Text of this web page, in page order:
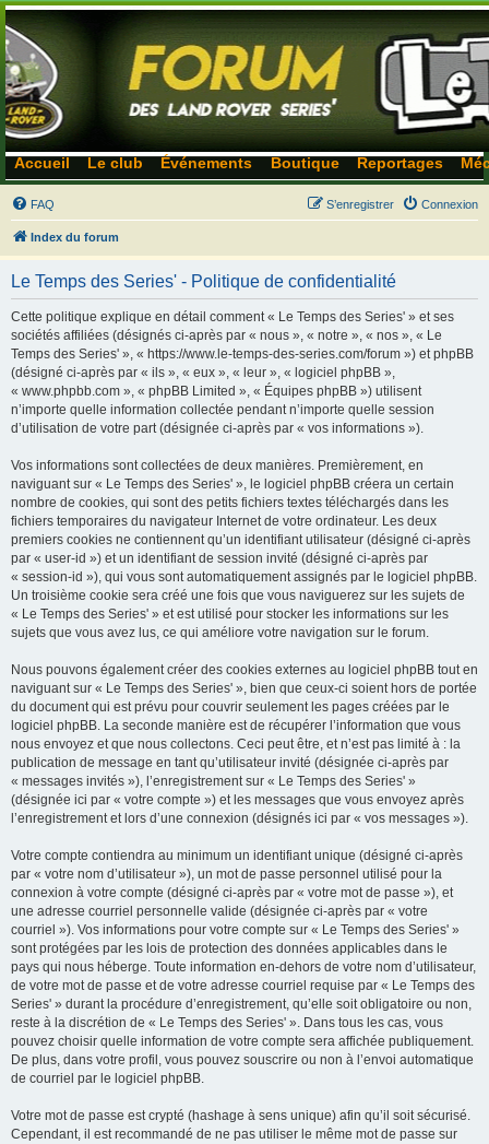
Accueil Le club Événements Boutique Reportages
FAQ Connexion
S’enregistrer
Index du forum
Le Temps des Series' - Politique de confidentialité
Cette politique explique en détail comment « Le Temps des Series' » et ses
sociétés affiliées (désignés ci-après par « nous », « notre », « nos », « Le
Temps des Series' », « https://www.le-temps-des-series.com/forum ») et phpBB
(désigné ci-après par « ils », « eux », « leur », « logiciel phpBB »,
« www.phpbb.com », « phpBB Limited », « Équipes phpBB ») utilisent
n’importe quelle information collectée pendant n’importe quelle session
d’utilisation de votre part (désignée ci-après par « vos informations »).
Vos informations sont collectées de deux manières. Premièrement, en
naviguant sur « Le Temps des Series' », le logiciel phpBB créera un certain
nombre de cookies, qui sont des petits fichiers textes téléchargés dans les
fichiers temporaires du navigateur Internet de votre ordinateur. Les deux
premiers cookies ne contiennent qu’un identifiant utilisateur (désigné ci-après
par « user-id ») et un identifiant de session invité (désigné ci-après par
« session-id »), qui vous sont automatiquement assignés par le logiciel phpBB.
Un troisième cookie sera créé une fois que vous naviguerez sur les sujets de
« Le Temps des Series' » et est utilisé pour stocker les informations sur les
sujets que vous avez lus, ce qui améliore votre navigation sur le forum.
Nous pouvons également créer des cookies externes au logiciel phpBB tout en
naviguant sur « Le Temps des Series' », bien que ceux-ci soient hors de portée
du document qui est prévu pour couvrir seulement les pages créées par le
logiciel phpBB. La seconde manière est de récupérer l’information que vous
nous envoyez et que nous collectons. Ceci peut être, et n’est pas limité à : la
publication de message en tant qu’utilisateur invité (désignée ci-après par
« messages invités »), l’enregistrement sur « Le Temps des Series' »
(désignée ici par « votre compte ») et les messages que vous envoyez après
l’enregistrement et lors d’une connexion (désignés ici par « vos messages »).
Votre compte contiendra au minimum un identifiant unique (désigné ci-après
par « votre nom d’utilisateur »), un mot de passe personnel utilisé pour la
connexion à votre compte (désigné ci-après par « votre mot de passe »), et
une adresse courriel personnelle valide (désignée ci-après par « votre
courriel »). Vos informations pour votre compte sur « Le Temps des Series' »
sont protégées par les lois de protection des données applicables dans le
pays qui nous héberge. Toute information en-dehors de votre nom d’utilisateur,
de votre mot de passe et de votre adresse courriel requise par « Le Temps des
Series' » durant la procédure d’enregistrement, qu’elle soit obligatoire ou non,
reste à la discrétion de « Le Temps des Series' ». Dans tous les cas, vous
pouvez choisir quelle information de votre compte sera affichée publiquement.
De plus, dans votre profil, vous pouvez souscrire ou non à l’envoi automatique
de courriel par le logiciel phpBB.
Votre mot de passe est crypté (hashage à sens unique) afin qu’il soit sécurisé.
Cependant, il est recommandé de ne pas utiliser le même mot de passe sur